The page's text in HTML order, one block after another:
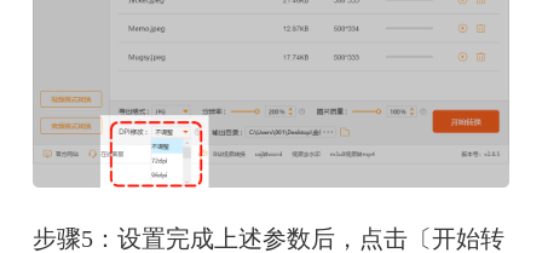
步骤5：设置完成上述参数后，点击〔开始转